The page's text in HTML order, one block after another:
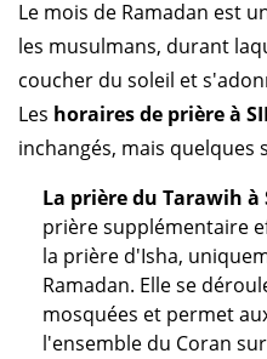
Le mois de Ramadan est
les musulmans, durant
coucher du soleil et
Les horaires de prière à
inchangés, mais quelques
La prière du Tarawih à
prière supplémentaire
la prière d'Isha,
Ramadan. Elle se
mosquées et permet
l'ensemble du Coran